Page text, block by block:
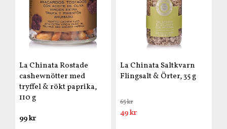
La Chinata Rostade
cashewnötter med
tryffel & rökt paprika,
110 g
99 kr
La Chinata Saltkvarn
Flingsalt & Örter, 35 g
65 kr
49 kr